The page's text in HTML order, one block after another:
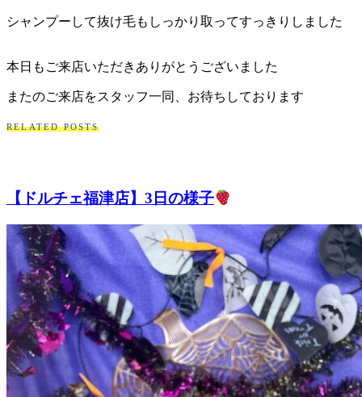
シャンプーして抜け毛もしっかり取ってすっきりしました
本日もご来店いただきありがとうございました
またのご来店をスタッフ一同、お待ちしております
RELATED POSTS
【ドルチェ福津店】3日の様子